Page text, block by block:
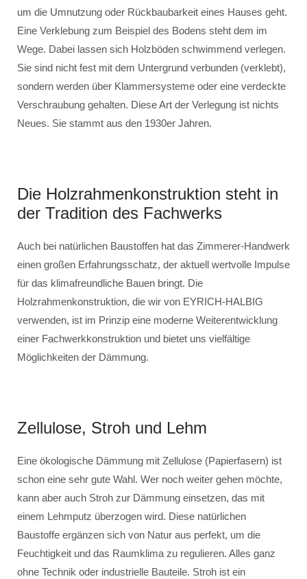
um die Umnutzung oder Rückbaubarkeit eines Hauses geht.
Eine Verklebung zum Beispiel des Bodens steht dem im
Wege. Dabei lassen sich Holzböden schwimmend verlegen.
Sie sind nicht fest mit dem Untergrund verbunden (verklebt),
sondern werden über Klammersysteme oder eine verdeckte
Verschraubung gehalten. Diese Art der Verlegung ist nichts
Neues. Sie stammt aus den 1930er Jahren.
Die Holzrahmenkonstruktion steht in
der Tradition des Fachwerks
Auch bei natürlichen Baustoffen hat das Zimmerer-Handwerk
einen großen Erfahrungsschatz, der aktuell wertvolle Impulse
für das klimafreundliche Bauen bringt. Die
Holzrahmenkonstruktion, die wir von EYRICH-HALBIG
verwenden, ist im Prinzip eine moderne Weiterentwicklung
einer Fachwerkkonstruktion und bietet uns vielfältige
Möglichkeiten der Dämmung.
Zellulose, Stroh und Lehm
Eine ökologische Dämmung mit Zellulose (Papierfasern) ist
schon eine sehr gute Wahl. Wer noch weiter gehen möchte,
kann aber auch Stroh zur Dämmung einsetzen, das mit
einem Lehmputz überzogen wird. Diese natürlichen
Baustoffe ergänzen sich von Natur aus perfekt, um die
Feuchtigkeit und das Raumklima zu regulieren. Alles ganz
ohne Technik oder industrielle Bauteile. Stroh ist ein